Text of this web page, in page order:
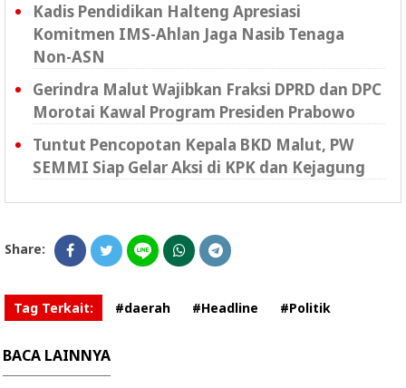
Kadis Pendidikan Halteng Apresiasi
Komitmen IMS-Ahlan Jaga Nasib Tenaga
Non-ASN
Gerindra Malut Wajibkan Fraksi DPRD dan DPC
Morotai Kawal Program Presiden Prabowo
Tuntut Pencopotan Kepala BKD Malut, PW
SEMMI Siap Gelar Aksi di KPK dan Kejagung
Share:
Tag Terkait: #daerah #Headline #Politik
BACA LAINNYA